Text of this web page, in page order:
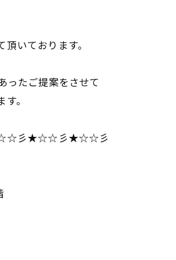
いております。
ったご提案をさせて
。
彡★☆☆彡★☆☆彡